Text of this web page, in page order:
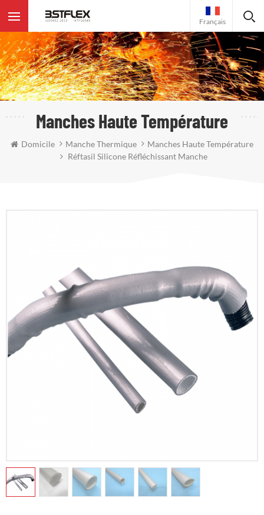
Français
Manches Haute Température
Domicile Manche Thermique
Manches Haute Température
Réftasil Silicone Réfléchissant Manche